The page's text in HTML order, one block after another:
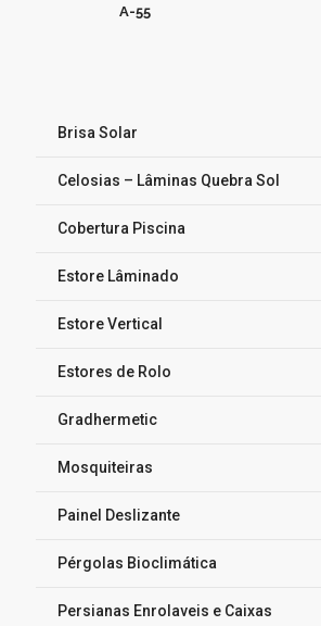
A-55
Brisa Solar
Celosias – Lâminas Quebra Sol
Cobertura Piscina
Estore Lâminado
Estore Vertical
Estores de Rolo
Gradhermetic
Mosquiteiras
Painel Deslizante
Pérgolas Bioclimática
Persianas Enrolaveis e Caixas